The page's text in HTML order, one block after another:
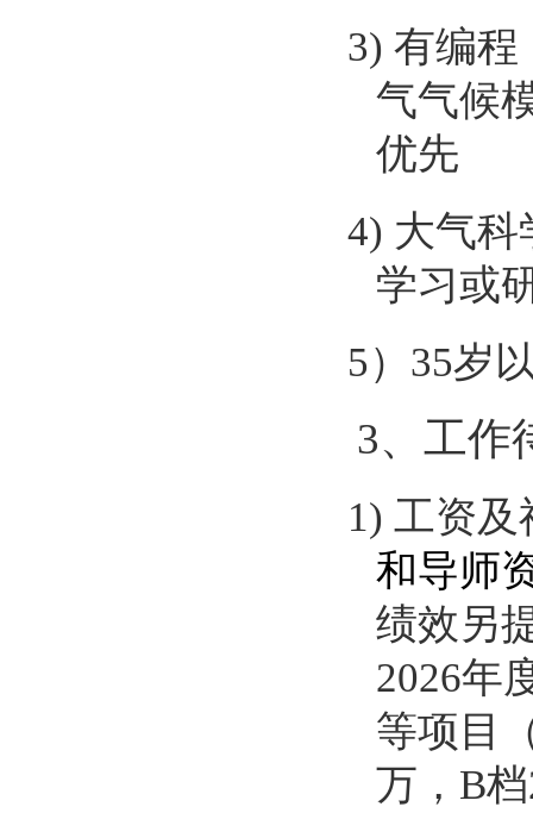
3) 有编程
气气候
优先
4) 大气科
学习或
5） 35岁
3、工作
1) 工资及
和导师
绩效另
2026年
等项目
万， B档